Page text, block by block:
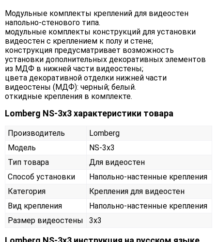
Модульные комплекты креплений для видеостен
напольно-стенового типа.
модульные комплекты конструкций для установки
видеостен с креплением к полу и стене;
конструкция предусматривает возможность
установки дополнительных декоративных элементов
из МДФ в нижней части видеостены;
цвета декоративной отделки нижней части
видеостены (МДФ): черный; белый.
откидные крепления в комплекте.
Lomberg NS-3х3 характеристики товара
Производитель
Lomberg
Модель
NS-3х3
Тип товара
Для видеостен
Способ установки
Напольно-настенные крепления
Категория
Крепления для видеостен
Вид крепления
Напольно-настенные крепления
Размер видеостены
3x3